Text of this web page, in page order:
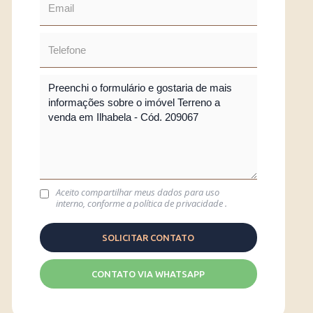
Aceito compartilhar meus dados para uso
interno, conforme apolítica de privacidade.
CONTATO VIA WHATSAPP